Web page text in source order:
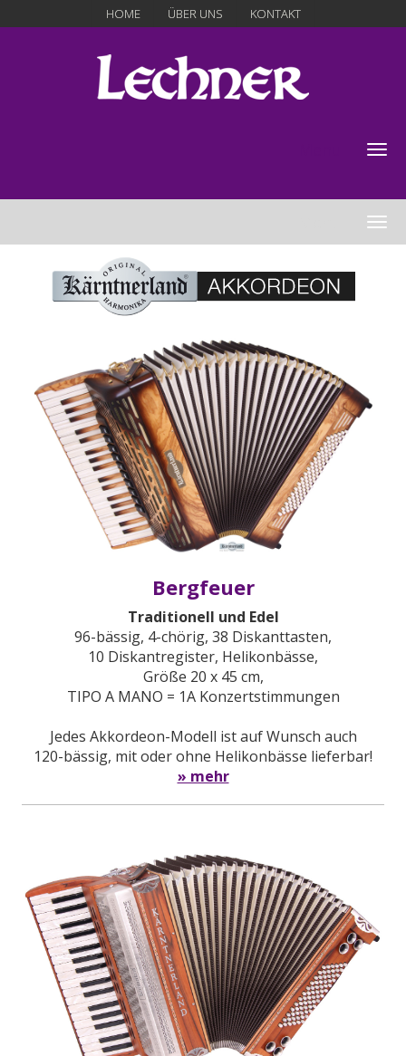
HOME ÜBER UNS KONTAKT
Bergfeuer
Traditionell und Edel
96-bässig, 4-chörig, 38 Diskanttasten,
10 Diskantregister, Helikonbässe,
Größe 20 x 45 cm,
TIPO A MANO = 1A Konzertstimmungen
Jedes Akkordeon-Modell ist auf Wunsch auch
120-bässig, mit oder ohne Helikonbässe lieferbar!
» mehr